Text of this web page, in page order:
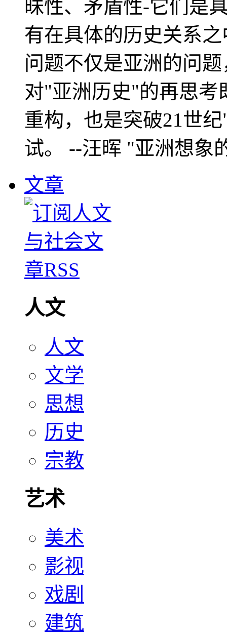
昧性、矛盾性-它们是
有在具体的历史关系
问题不仅是亚洲的问
对"亚洲历史"的再思考
重构，也是突破21世
试。 --汪晖 "亚洲想象
文章
人文
人文
文学
思想
历史
宗教
艺术
美术
影视
戏剧
建筑